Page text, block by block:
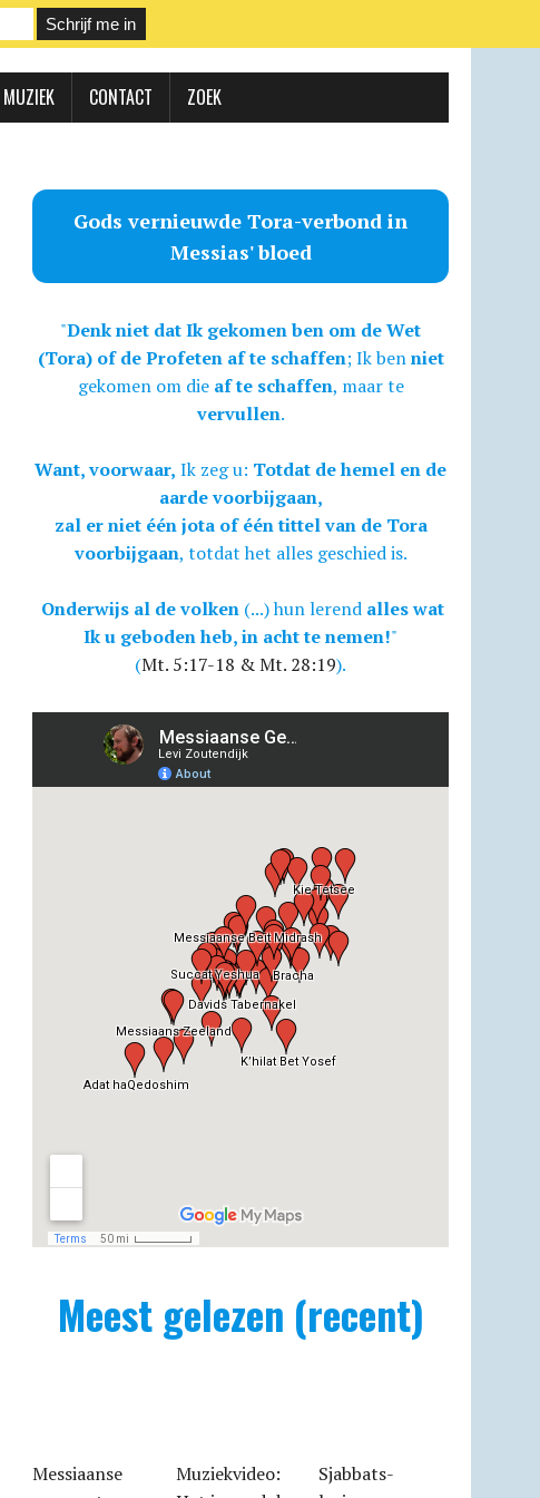
MUZIEK CONTACT ZOEK
Gods vernieuwde Tora-verbond in
Messias' bloed
"Denk niet dat Ik gekomen ben om de Wet
(Tora) of de Profeten af te schaffen; Ik benniet
gekomen om die af te schaffen, maar te
vervullen.
Want, voorwaar, Ik zeg u: Totdat de hemel en de
aarde voorbijgaan,
zal er niet één jota of één tittel van de Tora
voorbijgaan, totdat het alles geschied is.
Onderwijs al de volken (...) hun lerend alles wat
Ik u geboden heb, in acht te nemen!"
(Mt. 5:17-18 & Mt. 28:19).
Meest gelezen (recent)
Messiaanse
Muziekvideo:
Sjabbats­